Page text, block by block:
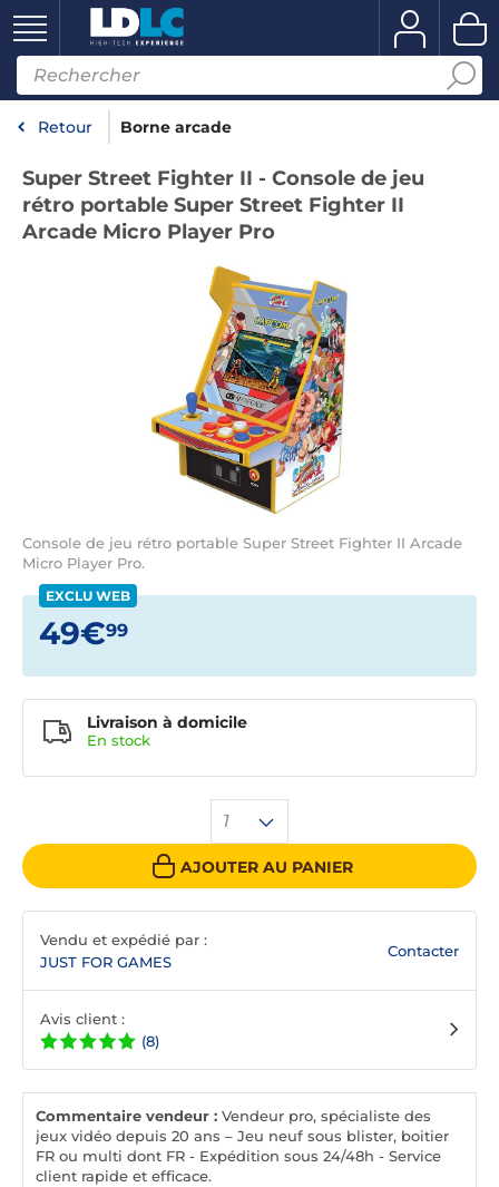
Retour Borne arcade
Super Street Fighter II - Console de jeu
rétro portable Super Street Fighter II
Arcade Micro Player Pro
Console de jeu rétro portable Super Street Fighter II Arcade
Micro Player Pro.
EXCLU WEB
49€99
1
AJOUTER AU PANIER
Livraison à domicile
En stock
Vendu et expédié par :
JUST FOR GAMES
Contacter
Avis client :
(8)
Commentaire vendeur : Vendeur pro, spécialiste des
jeux vidéo depuis 20 ans – Jeu neuf sous blister, boitier
FR ou multi dont FR - Expédition sous 24/48h - Service
client rapide et efficace.